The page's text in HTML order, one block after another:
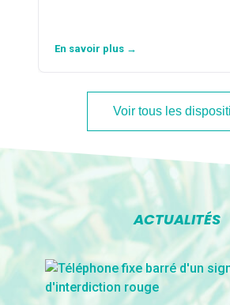
En savoir plus →
Voir tous les
ACTUALITÉS